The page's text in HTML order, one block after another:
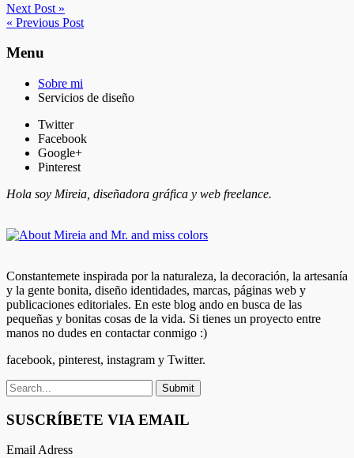
Next Post »
« Previous Post
Menu
Sobre mi
Servicios de diseño
Twitter
Facebook
Google+
Pinterest
Hola soy Mireia, diseñadora gráfica y web freelance.
Constantemete inspirada por la naturaleza, la decoración, la artesanía
y la gente bonita, diseño identidades, marcas, páginas web y
publicaciones editoriales. En este blog ando en busca de las
pequeñas y bonitas cosas de la vida. Si tienes un proyecto entre
manos no dudes en contactar conmigo :)
facebook, pinterest, instagram y Twitter.
SUSCRÍBETE VIA EMAIL
Email Adress